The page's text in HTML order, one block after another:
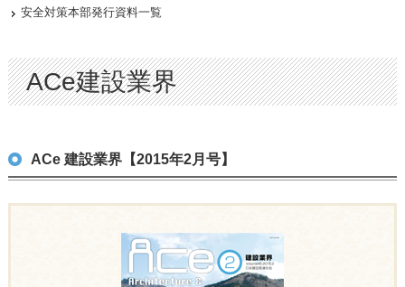
ACe建設業界
ACe 建設業界【2015年2月号】
安全対策本部発行資料一覧